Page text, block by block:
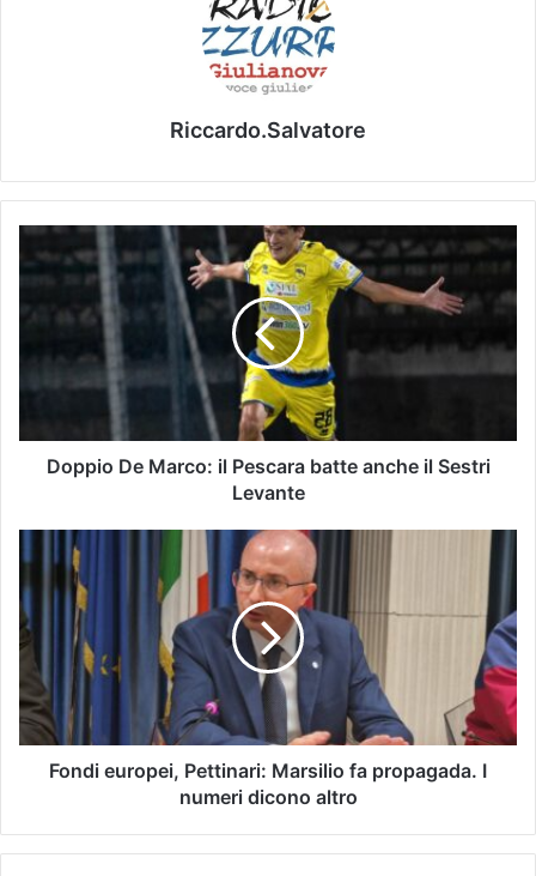
Riccardo.Salvatore
Doppio De Marco: il Pescara batte anche il Sestri
Levante
Fondi europei, Pettinari: Marsilio fa propagada. I
numeri dicono altro